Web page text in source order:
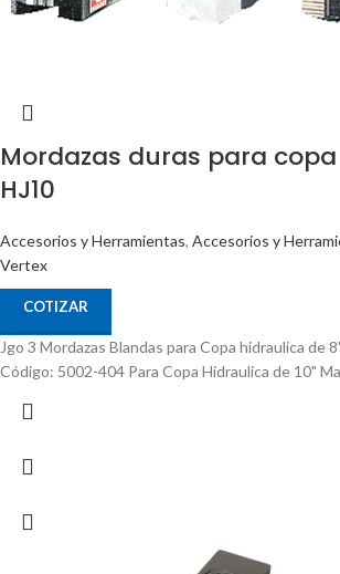
Mordazas duras para
HJ10
Accesorios y Herramientas, Accesorios y
Vertex
COTIZAR
Jgo 3 Mordazas Blandas para Copa hidraulica de
Código: 5002-404 Para Copa Hidraulica de 10"